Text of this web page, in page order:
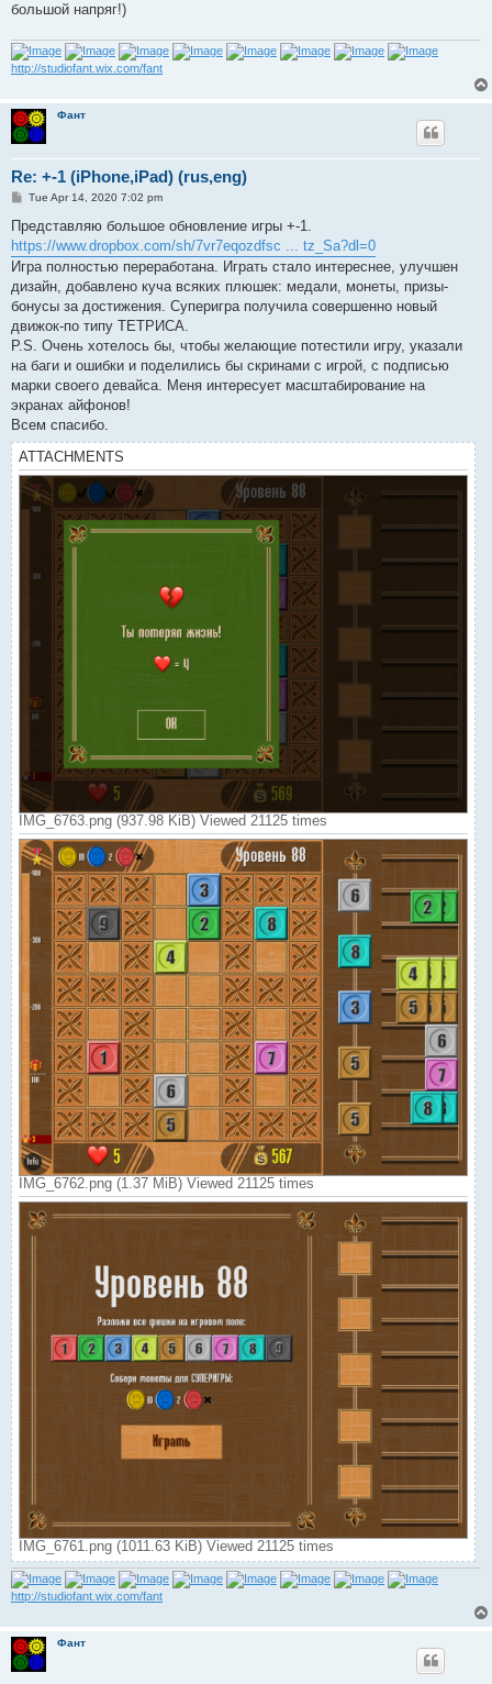
большой напряг!)
http://studiofant.wix.com/fant
Фант
Re: +-1 (iPhone,iPad) (rus,eng)
P
s
Tue Apr 14, 2020 7:02 pm
Представляю большое обновление игры +-1.
https://www.dropbox.com/sh/7vr7eqozdfsc ... tz_Sa?dl=0
Игра полностью переработана. Играть стало интереснее, улучшен
дизайн, добавлено куча всяких плюшек: медали, монеты, призы-
бонусы за достижения. Суперигра получила совершенно новый
движок-по типу ТЕТРИСА.
P.S. Очень хотелось бы, чтобы желающие потестили игру, указали
на баги и ошибки и поделились бы скринами с игрой, с подписью
марки своего девайса. Меня интересует масштабирование на
экранах айфонов!
Всем спасибо.
ATTACHMENTS
IMG_6763.png (937.98 KiB) Viewed 21125 times
IMG_6762.png (1.37 MiB) Viewed 21125 times
IMG_6761.png (1011.63 KiB) Viewed 21125 times
http://studiofant.wix.com/fant
Фант